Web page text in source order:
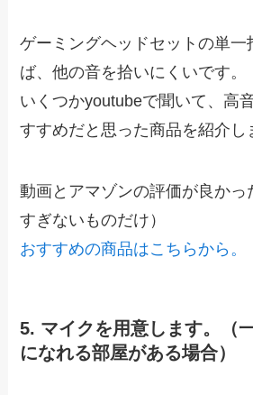
ゲーミングヘッドセットの単一
ば、他の音を拾いにくいです。
いくつかyoutubeで聞いて、高
すすめだと思った商品を紹介し
動画とアマゾンの評価が良かっ
すぎないものだけ）
おすすめの商品はこちらから。
5. マイクを用意します。（
になれる部屋がある場合）